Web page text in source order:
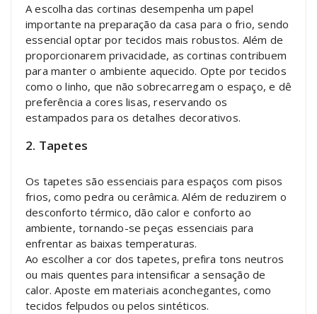
A escolha das cortinas desempenha um papel
importante na preparação da casa para o frio, sendo
essencial optar por tecidos mais robustos. Além de
proporcionarem privacidade, as cortinas contribuem
para manter o ambiente aquecido. Opte por tecidos
como o linho, que não sobrecarregam o espaço, e dê
preferência a cores lisas, reservando os
estampados para os detalhes decorativos.
2. Tapetes
Os tapetes são essenciais para espaços com pisos
frios, como pedra ou cerâmica. Além de reduzirem o
desconforto térmico, dão calor e conforto ao
ambiente, tornando-se peças essenciais para
enfrentar as baixas temperaturas.
Ao escolher a cor dos tapetes, prefira tons neutros
ou mais quentes para intensificar a sensação de
calor. Aposte em materiais aconchegantes, como
tecidos felpudos ou pelos sintéticos.